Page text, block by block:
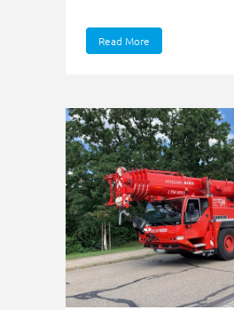
Read More